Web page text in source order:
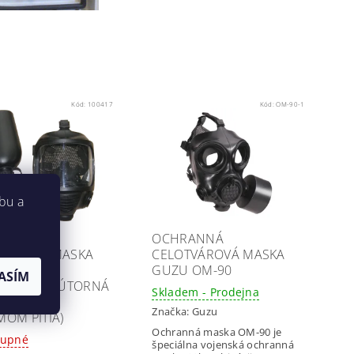
Kód: 100417
MASKA
6SM
VNÚTORNÁ
PITIA)
Kód:OM-90-1
OCHRANNÁ
CELOTVÁROVÁ MASKA
GUZU OM-90
Skladem - Prodejna
Značka: Guzu
Ochranná maska OM-90 je
špeciálna vojenská ochranná
a